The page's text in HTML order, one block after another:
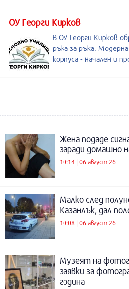
ОУ Георги Кирков
В ОУ Георги Кирков
ръка за ръка.
корпуса - начален и
Жена подаде
заради домашно
10:14 | 06 август 26
Малко след
Казанлък, дал
10:08 | 06 август 26
Музеят на
заявки за
година